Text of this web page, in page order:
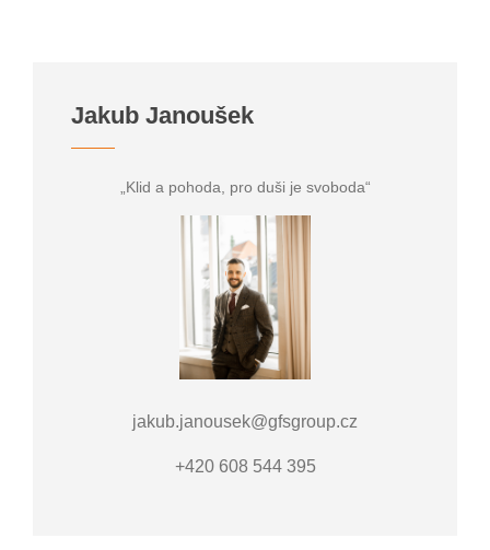
Jakub Janoušek
„Klid a pohoda, pro duši je svoboda“
jakub.janousek@gfsgroup.cz
+420 608 544 395